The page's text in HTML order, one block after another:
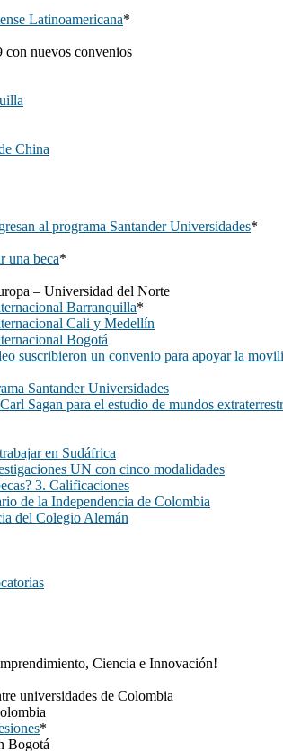
Latinoamericana*
con nuevos convenios
China
al programa Santander Universidades*
una beca*
– Universidad del Norte
Barranquilla*
Cali y Medellín
Bogotá
suscribieron un convenio para apoyar la
Santander Universidades
Sagan para el estudio de mundos
en Sudáfrica
UN con cinco modalidades
3. Calificaciones
de la Independencia de Colombia
del Colegio Alemán
Ciencia e Innovación!
universidades de Colombia
*
Bogotá